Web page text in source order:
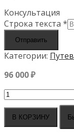
Консультация
Строка текста *
Отправить
Категории:
96 000₽
Количество
Электроагрегат
путевой
В КОРЗИНУ